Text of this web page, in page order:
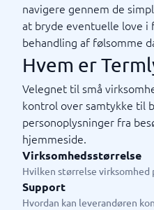
navigere gennem de
at bryde eventuelle love i
behandling af følsomme
Hvem er
Velegnet til små
kontrol over samtykke til
personoplysninger fra
hjemmeside.
Virksomhedsstørrelse
Hvilken størrelse virksomhed
Support
Hvordan kan leverandøren